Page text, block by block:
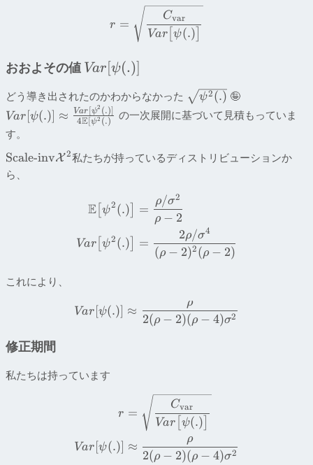
r =
Var [ψ(.)
Cvar
おおよその値 Var ψ(.)
どう導き出されたのかわからなかった ψ2 (.) 🤪
Var[ψ(.)] ≈ 4E[ψ2 (.)
Var [ψ2 (.)]
の一次展開に基づいて見積もっていま
す。
Scale-invX 2私たちが持っているディストリビューションか
ら、
E [ψ2 (.)
Var [ψ2 (.)
=
ρ − 2
ρ/σ2
=
(ρ − 2)2 (ρ − 2)
2ρ/σ4
これにより、
Var[ψ(.)] ≈
2(ρ − 2)(ρ − 4)σ2
ρ
修正期間
私たちは持っています
r
Var [ψ(.)]
=
Var ψ(.)
Cvar
≈
2(ρ − 2)(ρ − 4)σ2
ρ